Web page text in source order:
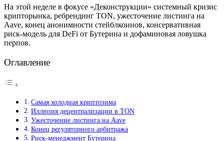
На этой неделе в фокусе «Деконструкции» системный кризис
крипторынка, ребрендинг TON, ужесточение листинга на
Aave, конец анонимности стейблкоинов, консервативная
риск-модель для DeFi от Бутерина и дофаминовая ловушка
перпов.
Оглавление
Самая холодная криптозима
Иллюзия децентрализации в TON
Ужесточение листинга на Aave
Конец регуляторного арбитража
Риск-менеджмент Бутерина